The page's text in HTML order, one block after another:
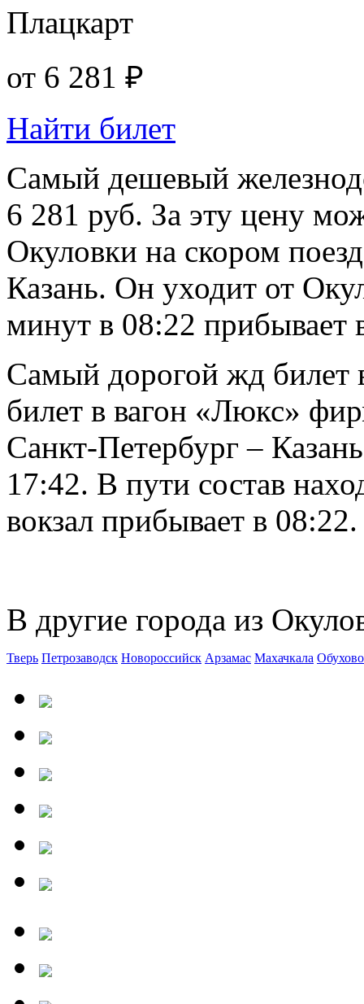
Плацкарт
от 6 281 ₽
Найти билет
Самый дешевый
6 281 руб. За эту цену
Окуловки на скором
Казань. Он уходит от
минут в 08:22 прибывает
Самый дорогой жд билет
билет в вагон «Люкс»
Санкт-Петербург –
17:42. В пути состав
вокзал прибывает в 08:22.
В другие города из
Тверь Петрозаводск Новороссийск Арзамас Махачкала Обухово